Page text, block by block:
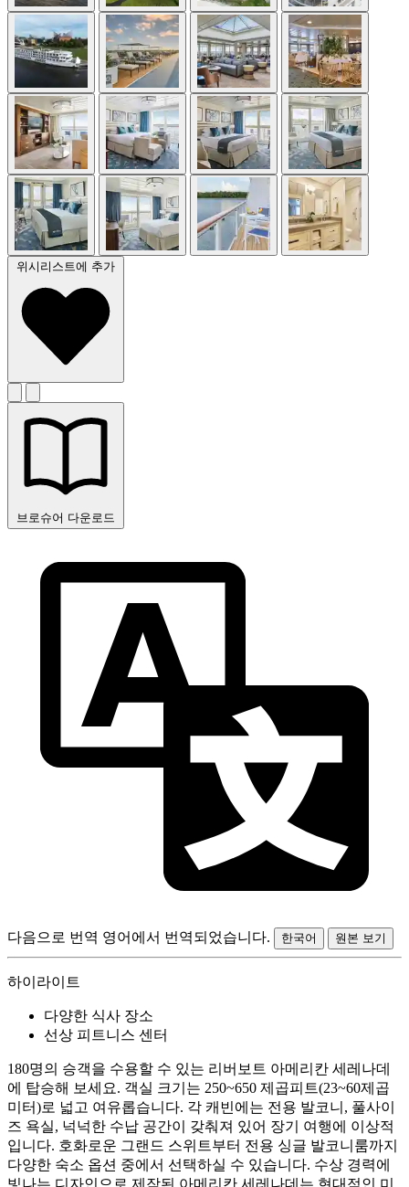
위시리스트에 추가
브로슈어 다운로드
다음으로 번역 영어에서 번역되었습니다. 한국어 원본 보기
하이라이트
다양한 식사 장소
선상 피트니스 센터
180명의 승객을 수용할 수 있는 리버보트 아메리칸 세레나데
에 탑승해 보세요. 객실 크기는 250~650 제곱피트(23~60제곱
미터)로 넓고 여유롭습니다. 각 캐빈에는 전용 발코니, 풀사이
즈 욕실, 넉넉한 수납 공간이 갖춰져 있어 장기 여행에 이상적
입니다. 호화로운 그랜드 스위트부터 전용 싱글 발코니룸까지
다양한 숙소 옵션 중에서 선택하실 수 있습니다. 수상 경력에
빛나는 디자인으로 제작된 아메리칸 세레나데는 현대적인 미